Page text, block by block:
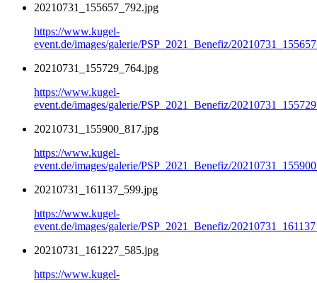
20210731_155657_792.jpg
https://www.kugel-
event.de/images/galerie/PSP_2021_Benefiz/
20210731_155729_764.jpg
https://www.kugel-
event.de/images/galerie/PSP_2021_Benefiz/
20210731_155900_817.jpg
https://www.kugel-
event.de/images/galerie/PSP_2021_Benefiz/
20210731_161137_599.jpg
https://www.kugel-
event.de/images/galerie/PSP_2021_Benefiz/
20210731_161227_585.jpg
https://www.kugel-